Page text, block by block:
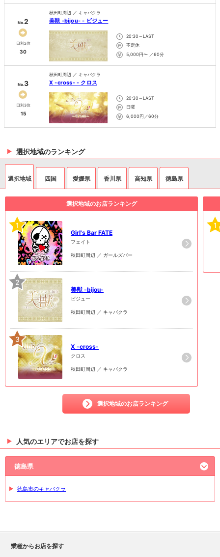
No.2
日別2位
30
秋田町周辺 ／ キャバクラ
美獣 -bijou- - ビジュー
20:30～LAST
不定休
5,000円〜 ／60分
No.3
日別3位
15
秋田町周辺 ／ キャバクラ
X -cross- - クロス
20:30～LAST
日曜
6,000円／60分
選択地域のランキング
選択地域 四国 愛媛県 香川県 高知県 徳島県
選択地域のお店ランキング
1
Girl's Bar FATE
フェイト
秋田町周辺 ／ ガールズバー
2
美獣 -bijou-
ビジュー
秋田町周辺 ／ キャバクラ
3
X -cross-
クロス
秋田町周辺 ／ キャバクラ
選択地域のお店ランキング
1
人気のエリアでお店を探す
徳島県
徳島市のキャバクラ
業種からお店を探す